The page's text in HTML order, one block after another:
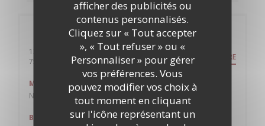
afficher des publicités ou
contenus personnalisés.
Cliquez sur « Tout accepter
», « Tout refuser » ou «
Personnaliser » pour gérer
vos préférences. Vous
pouvez modifier vos choix à
tout moment en cliquant
sur l'icône représentant un
Infos pratiques
12, rue Stanislas
75006 Paris
((ouvre une nouvelle fenêtre)) ITINÉRAIRE
Métro
Notre Dame des Champs
Bus